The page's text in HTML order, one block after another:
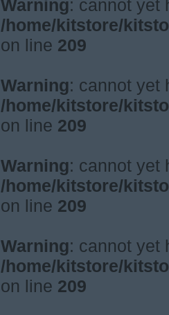
Warning: cannot yet
/home/kitstore/
on line 209
Warning: cannot yet
/home/kitstore/
on line 209
Warning: cannot yet
/home/kitstore/
on line 209
Warning: cannot yet
/home/kitstore/
on line 209